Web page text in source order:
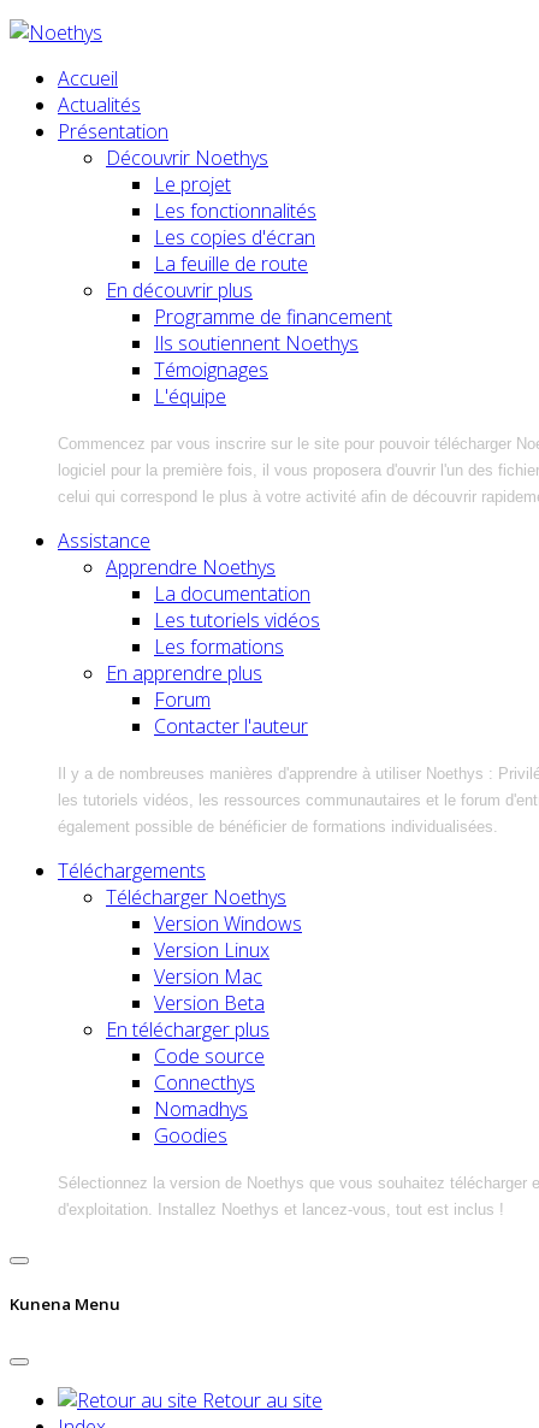
Accueil
Actualités
Présentation
Découvrir Noethys
Le projet
Les fonctionnalités
Les copies d'écran
La feuille de route
En découvrir plus
Programme de financement
Ils soutiennent Noethys
Témoignages
L'équipe
Commencez par vous inscrire sur le site pour pouvoir télécharger
logiciel pour la première fois, il vous proposera d'ouvrir l'un des
celui qui correspond le plus à votre activité afin de découvrir
Assistance
Apprendre Noethys
La documentation
Les tutoriels vidéos
Les formations
En apprendre plus
Forum
Contacter l'auteur
Il y a de nombreuses manières d'apprendre à utiliser Noethys :
les tutoriels vidéos, les ressources communautaires et le forum
également possible de bénéficier de formations individualisées.
Téléchargements
Télécharger Noethys
Version Windows
Version Linux
Version Mac
Version Beta
En télécharger plus
Code source
Connecthys
Nomadhys
Goodies
Sélectionnez la version de Noethys que vous souhaitez télécharger
d'exploitation. Installez Noethys et lancez-vous, tout est inclus !
Kunena Menu
Retour au site